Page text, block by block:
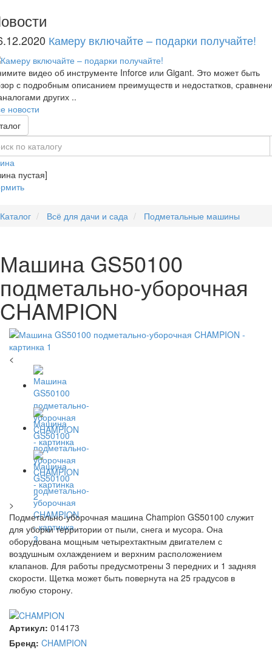
Камеру включайте – подарки получайте!
видео об инструменте Inforce или Gigant. Это может быть
с подробным описанием преимуществ и недостатков,
других ..
новости
пустая]
Каталог Всё для дачи и сада Подметальные машины
Машина GS50100
подметально-уборочная
CHAMPION
<
>
Подметально-уборочная машина Champion GS50100 служит
для уборки территории от пыли, снега и мусора. Она
оборудована мощным четырехтактным двигателем с
воздушным охлаждением и верхним расположением
клапанов. Для работы предусмотрены 3 передних и 1 задняя
скорости. Щетка может быть повернута на 25 градусов в
любую сторону.
Артикул: 014173
Бренд: CHAMPION